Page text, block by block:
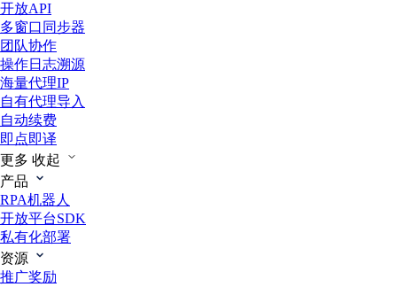
开放API
多窗口同步器
团队协作
操作日志溯源
海量代理IP
自有代理导入
自动续费
即点即译
更多 收起
产品
RPA机器人
开放平台SDK
私有化部署
资源
推广奖励